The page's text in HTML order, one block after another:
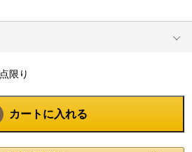
点限り
カートに入れる